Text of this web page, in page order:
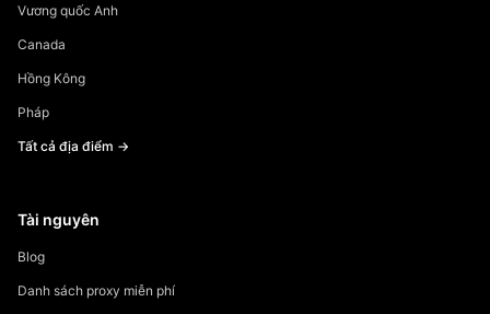
Vương quốc Anh
Canada
Hồng Kông
Pháp
Tất cả địa điểm →
Tài nguyên
Blog
Danh sách proxy miễn phí